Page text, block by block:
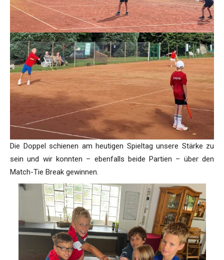
Die Doppel schienen am heutigen Spieltag unsere Stärke zu
sein und wir konnten – ebenfalls beide Partien – über den
Match-Tie Break gewinnen.